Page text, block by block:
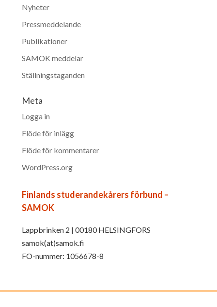
Nyheter
Pressmeddelande
Publikationer
SAMOK meddelar
Ställningstaganden
Meta
Logga in
Flöde för inlägg
Flöde för kommentarer
WordPress.org
Finlands studerandekårers förbund –
SAMOK
Lappbrinken 2 | 00180 HELSINGFORS
samok(at)samok.fi
FO-nummer: 1056678-8